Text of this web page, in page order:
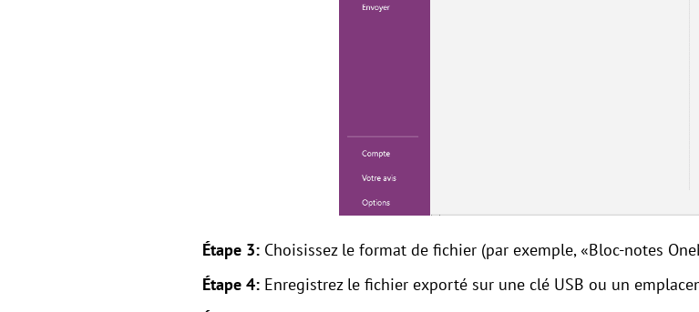
Étape 3: Choisissez le format de fichier (par exemple, «Bloc-notes
Étape 4: Enregistrez le fichier exporté sur une clé USB ou un